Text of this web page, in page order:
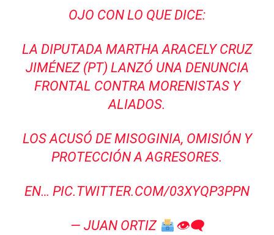
OJO CON LO QUE DICE:
LA DIPUTADA MARTHA ARACELY CRUZ
JIMÉNEZ (PT) LANZÓ UNA DENUNCIA
FRONTAL CONTRA MORENISTAS Y
ALIADOS.
LOS ACUSÓ DE MISOGINIA, OMISIÓN Y
PROTECCIÓN A AGRESORES.
EN… PIC.TWITTER.COM/03XYQP3PPN
— JUAN ORTIZ
👁‍🗨